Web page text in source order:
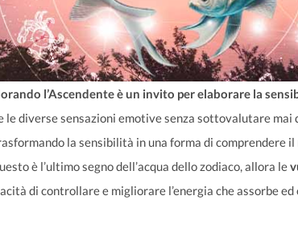
l’Ascendente è un invito per elaborare la
diverse sensazioni emotive senza sottovalutare mai
la sensibilità in una forma di comprendere
è l’ultimo segno dell’acqua dello zodiaco, allora le
di controllare e migliorare l’energia che assorbe ed